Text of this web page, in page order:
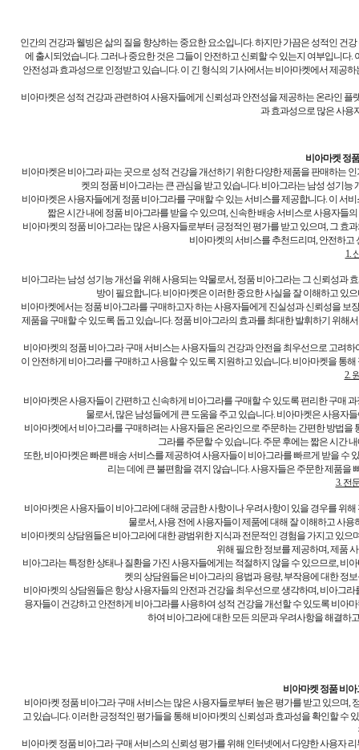
인간의 건강과 웰빙은 삶의 질을 향상하는 중요한 요소입니다. 하지만 가끔은 성적인 건
에 출시되었습니다. 그러나 중요한 것은 그들이 안전하고 신뢰할 수 있는지 여부입니
안전성과 효과성으로 인정받고 있습니다. 이 긴 형식의 기사에서는 비아마켓에서 제공
비아마켓은 성적 건강과 관련하여 사용자들에게 신뢰성과 안전성을 제공하는 온라인
과 효과성으로 많은 사용
비아마켓 정
비아마켓은 비아그라 파는 곳으로 성적 건강을 개선하기 위한 다양한 제품을 판매하는
켓의 정품 비아그라는 큰 관심을 받고 있습니다. 비아그라는 남성 성기
비아마켓은 사용자들에게 정품 비아그라를 구매할 수 있는 서비스를 제공합니다. 이 서
짧은 시간 내에 정품 비아그라를 받을 수 있으며, 신속한 배송 서비스로 사용자
비아마켓의 정품 비아그라는 많은 사용자들로부터 긍정적인 평가를 받고 있으며, 그 효
비아마켓의 서비스를 추천드리며, 안전하고
1.
비아그라는 남성 성기능 개선을 위해 사용되는 약물로서, 정품 비아그라는 그 신뢰성과
방이 필요합니다. 비아마켓은 이러한 중요한 사실을 잘 이해하고 있
비아마켓에서는 정품 비아그라를 구매하고자 하는 사용자들에게 진실성과 신뢰성을
제품을 구매할 수 있도록 돕고 있습니다. 정품 비아그라의 효과를 최대한 발휘하기 위
비아마켓의 정품 비아그라 구매 서비스는 사용자들의 건강과 안전을 최우선으로 고려
이 안전하게 비아그라를 구매하고 사용할 수 있도록 지원하고 있습니다. 비아마켓을 통
2.
비아마켓은 사용자들이 간편하고 신속하게 비아그라를 구매할 수 있도록 편리한 구매
물로서, 많은 남성들에게 큰 도움을 주고 있습니다. 비아마켓은 사용자
비아마켓에서 비아그라를 구매하려는 사용자들은 온라인으로 주문하는 간편한 방법
그라를 주문할 수 있습니다. 주문 후에는 짧은 시간
또한, 비아마켓은 빠른 배송 서비스를 제공하여 사용자들이 비아그라를 빠르게 받을
리는 데에 큰 불편함을 겪지 않습니다. 사용자들은 주문한 제품을
3. 전
비아마켓은 사용자들이 비아그라에 대해 궁금한 사항이나 우려사항이 있을 경우를 위
물로서, 사용 전에 사용자들이 제품에 대해 잘 이해하고 사
비아마켓의 상담원들은 비아그라에 대한 광범위한 지식과 전문적인 경험을 가지고 있
위해 필요한 정보를 제공하며, 제품
비아그라는 특정한 상태나 질환을 가진 사용자들에게는 적절하지 않을 수 있으므로, 비
켓의 상담원들은 비아그라의 용법과 용량, 부작용에 대한 정
비아마켓의 상담원들은 항상 사용자들의 안전과 건강을 최우선으로 생각하며, 비아그
용자들이 건강하고 안전하게 비아그라를 사용하여 성적 건강을 개선할 수 있도록 비아
하여 비아그라에 대한 모든 의문과 우려사항을 해결하
비아마켓 정품 비
비아마켓 정품 비아그라 구매 서비스는 많은 사용자들로부터 높은 평가를 받고 있으며,
고 있습니다. 이러한 긍정적인 평가들을 통해 비아마켓의 신뢰성과 효과성을 확인할 수
비아마켓 정품 비아그라 구매 서비스의 신뢰성 평가를 위해 인터넷에서 다양한 사용자